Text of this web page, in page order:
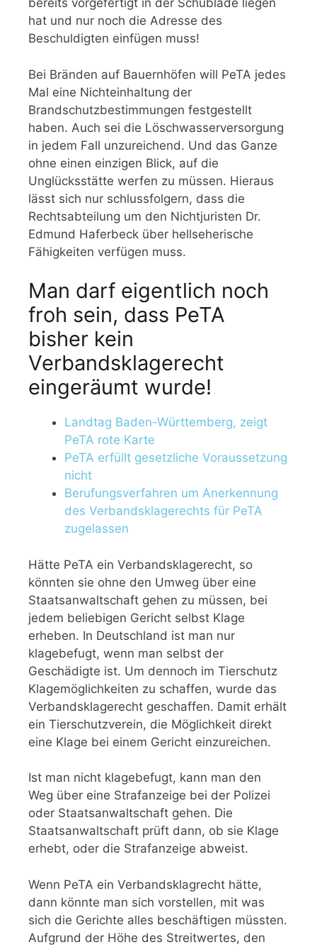
bereits vorgefertigt in der Schublade liegen
hat und nur noch die Adresse des
Beschuldigten einfügen muss!
Bei Bränden auf Bauernhöfen will PeTA jedes
Mal eine Nichteinhaltung der
Brandschutzbestimmungen festgestellt
haben. Auch sei die Löschwasserversorgung
in jedem Fall unzureichend. Und das Ganze
ohne einen einzigen Blick, auf die
Unglücksstätte werfen zu müssen. Hieraus
lässt sich nur schlussfolgern, dass die
Rechtsabteilung um den Nichtjuristen Dr.
Edmund Haferbeck über hellseherische
Fähigkeiten verfügen muss.
Man darf eigentlich noch
froh sein, dass PeTA
bisher kein
Verbandsklagerecht
eingeräumt wurde!
Landtag Baden-Württemberg, zeigt
PeTA rote Karte
PeTA erfüllt gesetzliche Voraussetzung
nicht
Berufungsverfahren um Anerkennung
des Verbandsklagerechts für PeTA
zugelassen
Hätte PeTA ein Verbandsklagerecht, so
könnten sie ohne den Umweg über eine
Staatsanwaltschaft gehen zu müssen, bei
jedem beliebigen Gericht selbst Klage
erheben. In Deutschland ist man nur
klagebefugt, wenn man selbst der
Geschädigte ist. Um dennoch im Tierschutz
Klagemöglichkeiten zu schaffen, wurde das
Verbandsklagerecht geschaffen. Damit erhält
ein Tierschutzverein, die Möglichkeit direkt
eine Klage bei einem Gericht einzureichen.
Ist man nicht klagebefugt, kann man den
Weg über eine Strafanzeige bei der Polizei
oder Staatsanwaltschaft gehen. Die
Staatsanwaltschaft prüft dann, ob sie Klage
erhebt, oder die Strafanzeige abweist.
Wenn PeTA ein Verbandsklagrecht hätte,
dann könnte man sich vorstellen, mit was
sich die Gerichte alles beschäftigen müssten.
Aufgrund der Höhe des Streitwertes, den